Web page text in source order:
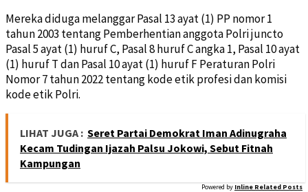
Mereka diduga melanggar Pasal 13 ayat (1) PP nomor 1
tahun 2003 tentang Pemberhentian anggota Polri juncto
Pasal 5 ayat (1) huruf C, Pasal 8 huruf C angka 1, Pasal 10 ayat
(1) huruf T dan Pasal 10 ayat (1) huruf F Peraturan Polri
Nomor 7 tahun 2022 tentang kode etik profesi dan komisi
kode etik Polri.
LIHAT JUGA : Seret Partai Demokrat Iman Adinugraha
Kecam Tudingan Ijazah Palsu Jokowi, Sebut Fitnah
Kampungan
Powered by Inline Related Posts